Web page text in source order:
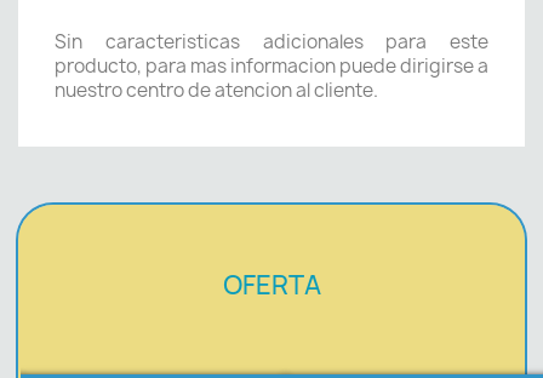
Sin caracteristicas adicionales para este
producto, para mas informacion puede dirigirse a
nuestro centro de atencion al cliente.
OFERTA